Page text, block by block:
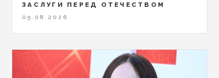
ЗАСЛУГИ ПЕРЕД ОТЕЧЕСТВОМ
05.08.2026